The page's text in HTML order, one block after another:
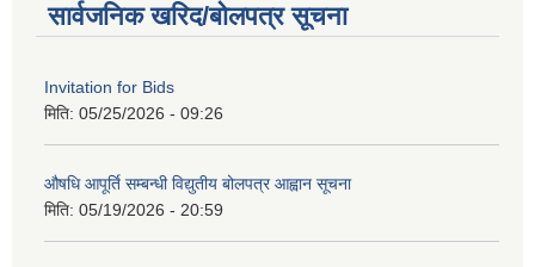
सार्वजनिक खरिद/बोलपत्र सूचना
Invitation for Bids
मिति: 05/25/2026 - 09:26
औषधि आपूर्ति सम्बन्धी विद्युतीय बोलपत्र आह्वान सूचना
मिति: 05/19/2026 - 20:59